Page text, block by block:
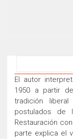
El autor
1950 a partir
tradición
postulados de
Restauración
parte explica el